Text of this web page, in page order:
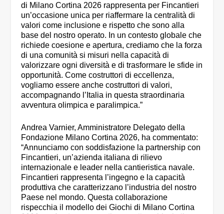
di Milano Cortina 2026 rappresenta per Fincantieri
un’occasione unica per riaffermare la centralità di
valori come inclusione e rispetto che sono alla
base del nostro operato. In un contesto globale che
richiede coesione e apertura, crediamo che la forza
di una comunità si misuri nella capacità di
valorizzare ogni diversità e di trasformare le sfide in
opportunità. Come costruttori di eccellenza,
vogliamo essere anche costruttori di valori,
accompagnando l’Italia in questa straordinaria
avventura olimpica e paralimpica.”
Andrea Varnier, Amministratore Delegato della
Fondazione Milano Cortina 2026, ha commentato:
“Annunciamo con soddisfazione la partnership con
Fincantieri, un’azienda italiana di rilievo
internazionale e leader nella cantieristica navale.
Fincantieri rappresenta l’ingegno e la capacità
produttiva che caratterizzano l’industria del nostro
Paese nel mondo. Questa collaborazione
rispecchia il modello dei Giochi di Milano Cortina